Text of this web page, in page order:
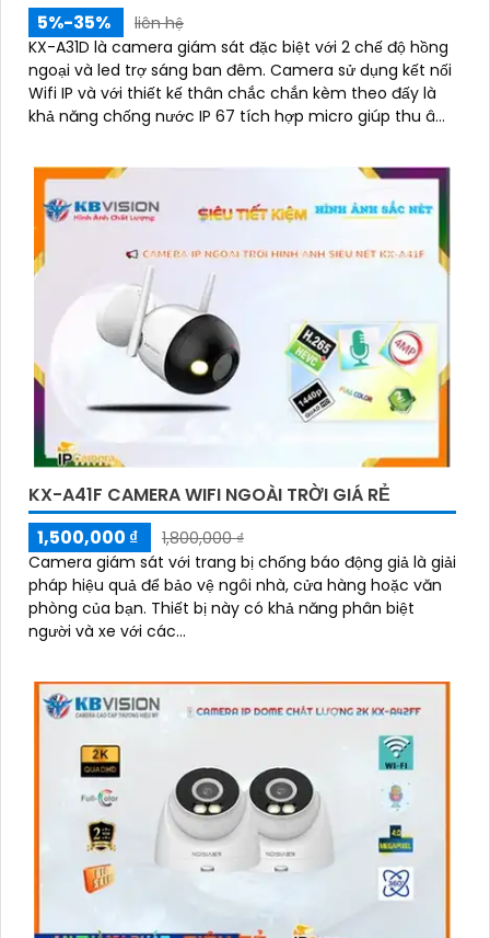
5%-35%
liên hệ
KX-A31D là camera giám sát đặc biệt với 2 chế độ hồng
ngoại và led trợ sáng ban đêm. Camera sử dụng kết nối
Wifi IP và với thiết kế thân chắc chắn kèm theo đấy là
khả năng chống nước IP 67 tích hợp micro giúp thu âm
KX-A41F CAMERA WIFI NGOÀI TRỜI GIÁ RẺ
1,500,000 ₫
1,800,000 ₫
Camera giám sát với trang bị chống báo động giả là giải
pháp hiệu quả để bảo vệ ngôi nhà, cửa hàng hoặc văn
phòng của bạn. Thiết bị này có khả năng phân biệt
người và xe với các...